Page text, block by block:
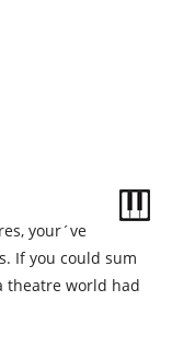
your´ve
If you could sum
theatre world had